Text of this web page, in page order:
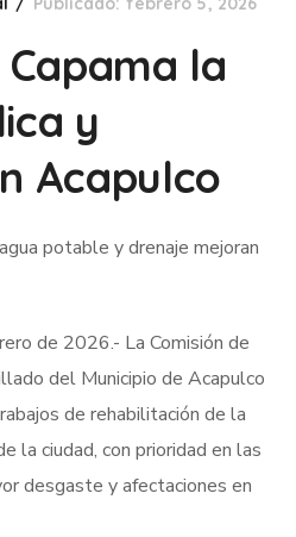
la
y
Acapulco
potable y drenaje mejoran
de 2026.- La Comisión de
del Municipio de Acapulco
de rehabilitación de la
la ciudad, con prioridad en las
desgaste y afectaciones en